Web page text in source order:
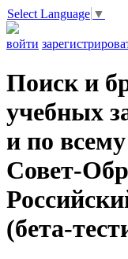
Select Language ▼
войти
Поиск и
учебных
и по
Совет-
(бета-